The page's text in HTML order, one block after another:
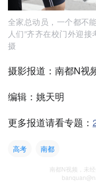
全家总动员，一个都不
人们”齐齐在校门外迎
摄
摄影报道：南都N视
编辑：姚天明
更多报道请看专题：
高考 南都
南都N视频，未